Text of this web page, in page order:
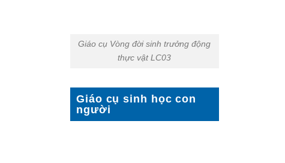
Giáo cụ Vòng đời sinh trưởng động
thực vật LC03
Giáo cụ sinh học con
người